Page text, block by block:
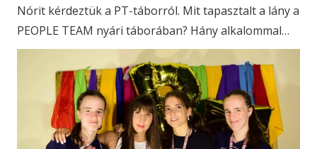
Nórit kérdeztük a PT-táborról. Mit tapasztalt a lány a
PEOPLE TEAM nyári táborában? Hány alkalommal…